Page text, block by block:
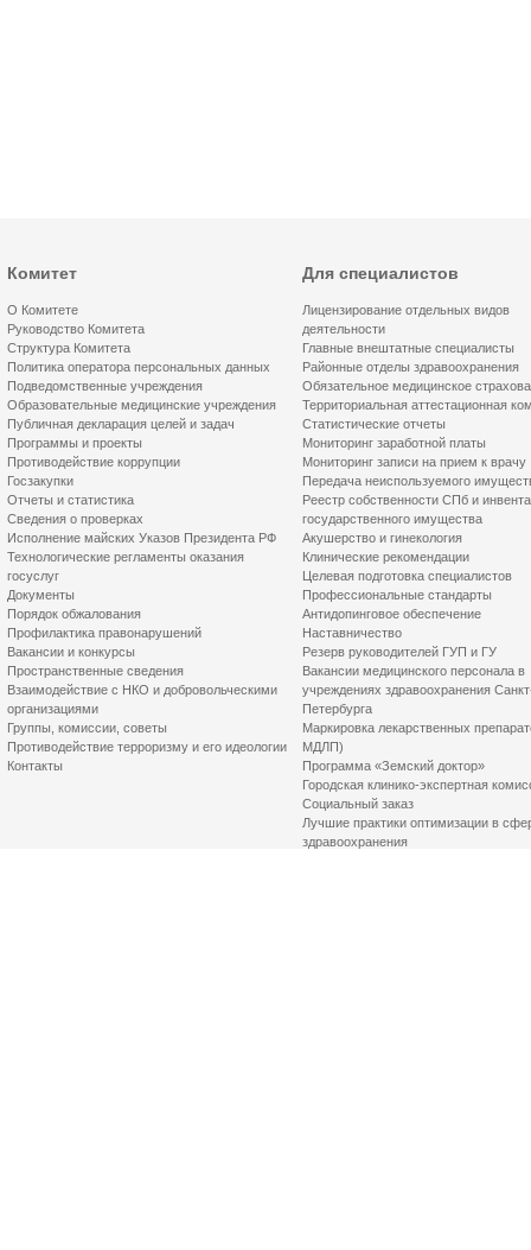
Комитет
О Комитете
Руководство Комитета
Структура Комитета
Политика оператора персональных данных
Подведомственные учреждения
Образовательные медицинские учреждения
Публичная декларация целей и задач
Программы и проекты
Противодействие коррупции
Госзакупки
Отчеты и статистика
Сведения о проверках
Исполнение майских Указов Президента РФ
Технологические регламенты оказания
госуслуг
Документы
Порядок обжалования
Профилактика правонарушений
Вакансии и конкурсы
Пространственные сведения
Взаимодействие с НКО и добровольческими
организациями
Группы, комиссии, советы
Противодействие терроризму и его идеологии
Контакты
Для специалистов
Лицензирование отдельных видов
деятельности
Главные внештатные специалисты
Районные отделы здравоохранения
Обязательное медицинское
Территориальная аттестационная
Статистические отчеты
Мониторинг заработной платы
Мониторинг записи на прием к врачу
Передача неиспользуемого
Реестр собственности СПб и
государственного имущества
Акушерство и гинекология
Клинические рекомендации
Целевая подготовка специалистов
Профессиональные стандарты
Антидопинговое обеспечение
Наставничество
Резерв руководителей ГУП и ГУ
Вакансии медицинского персонала в
учреждениях здравоохранения
Петербурга
Маркировка лекарственных
МДЛП)
Программа «Земский доктор»
Городская клинико-экспертная
Социальный заказ
Лучшие практики оптимизации в
здравоохранения